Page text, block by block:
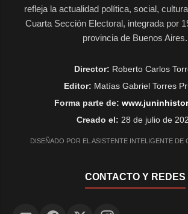
refleja la actualidad política, social,
Cuarta Sección Electoral, integrada por
provincia de Buenos Aires.
Director: Roberto Carlos
Editor: Matías Gabriel Torres
Forma parte de:
Creado el: 28 de julio de
DISEÑADO POR EL ASISTENTE INTELIGENTE DE
CONTACTO Y REDES